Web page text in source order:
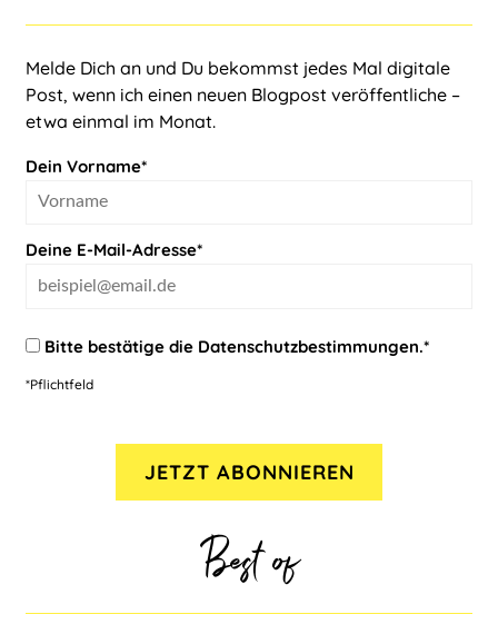
Melde Dich an und Du bekommst jedes Mal digitale
Post, wenn ich einen neuen Blogpost veröffentliche –
etwa einmal im Monat.
Dein Vorname*
Deine E-Mail-Adresse*
Bitte bestätige die Datenschutzbestimmungen.*
*Pflichtfeld
Best of